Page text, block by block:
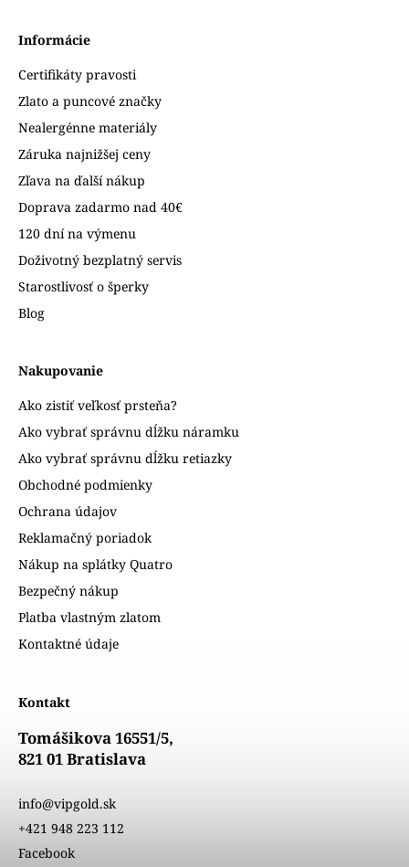
Informácie
Certifikáty pravosti
Zlato a puncové značky
Nealergénne materiály
Záruka najnižšej ceny
Zľava na ďalší nákup
Doprava zadarmo nad 40€
120 dní na výmenu
Doživotný bezplatný servis
Starostlivosť o šperky
Blog
Nakupovanie
Ako zistiť veľkosť prsteňa?
Ako vybrať správnu dĺžku náramku
Ako vybrať správnu dĺžku retiazky
Obchodné podmienky
Ochrana údajov
Reklamačný poriadok
Nákup na splátky Quatro
Bezpečný nákup
Platba vlastným zlatom
Kontaktné údaje
Kontakt
Tomášikova 16551/5,
821 01 Bratislava
info@vipgold.sk
+421 948 223 112
Facebook